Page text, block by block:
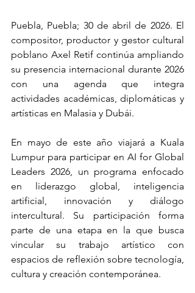
Puebla, Puebla; 30 de abril de 2026. El
compositor, productor y gestor cultural
poblano Axel Retif continúa ampliando
su presencia internacional durante 2026
con una agenda que integra
actividades académicas, diplomáticas y
artísticas en Malasia y Dubái.
En mayo de este año viajará a Kuala
Lumpur para participar en AI for Global
Leaders 2026, un programa enfocado
en liderazgo global, inteligencia
artificial, innovación y diálogo
intercultural. Su participación forma
parte de una etapa en la que busca
vincular su trabajo artístico con
espacios de reflexión sobre tecnología,
cultura y creación contemporánea.